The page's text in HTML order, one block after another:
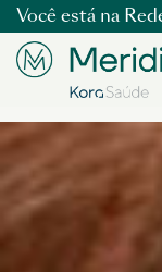
Você está na